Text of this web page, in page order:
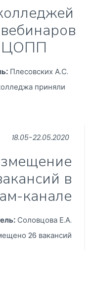
ЦОПП
Плесовских А.С.
приняли
18.05-22.05.2020
в
канале
Соловцова Е.А.
26 вакансий